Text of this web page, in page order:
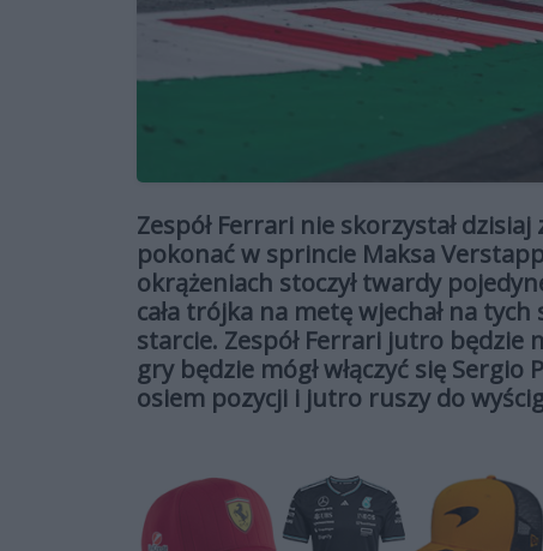
Zespół Ferrari nie skorzystał
pokonać w sprincie Maksa
okrążeniach stoczył twardy
cała trójka na metę wjechał na
starcie. Zespół Ferrari jutro będzie
gry będzie mógł włączyć się
osiem pozycji i jutro ruszy do